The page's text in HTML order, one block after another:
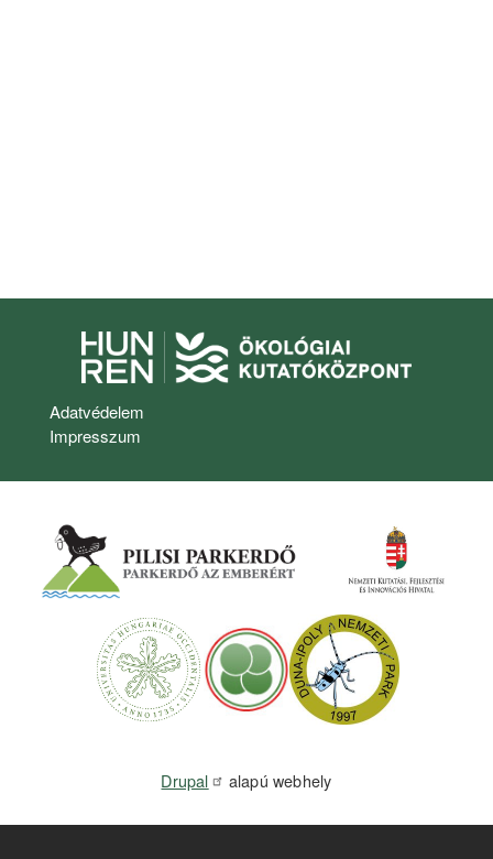
Lábléc
Adatvédelem
Impresszum
Drupal alapú webhely